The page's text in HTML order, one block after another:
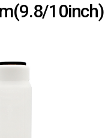
10inch)